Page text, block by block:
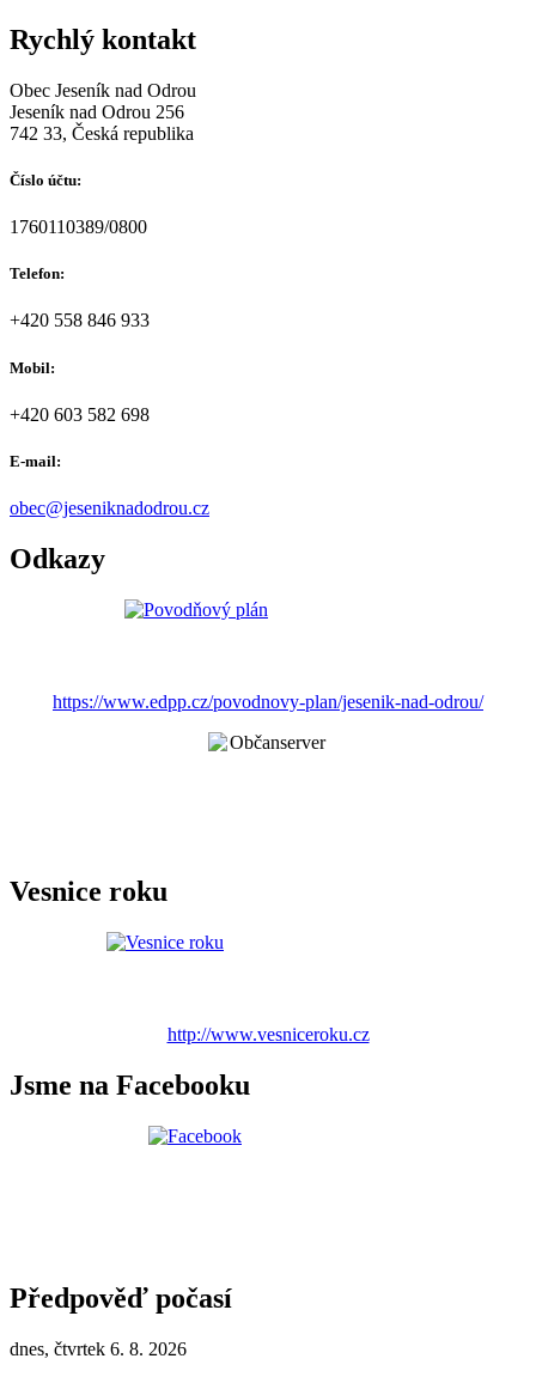
Rychlý kontakt
Obec Jeseník nad Odrou
Jeseník nad Odrou 256
742 33, Česká republika
Číslo účtu:
1760110389/0800
Telefon:
+420 558 846 933
Mobil:
+420 603 582 698
E-mail:
obec@jeseniknadodrou.cz
Odkazy
https://www.edpp.cz/povodnovy-plan/jesenik-nad-odrou/
Vesnice roku
http://www.vesniceroku.cz
Jsme na Facebooku
Předpověď počasí
dnes, čtvrtek 6. 8. 2026